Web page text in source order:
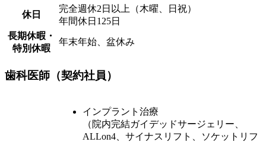
休日
完全週休2日以上（木曜、日祝）
年間休日125日
長期休暇・
特別休暇
年末年始、盆休み
歯科医師（契約社員）
インプラント治療
（院内完結ガイデッドサージェリー、
ALLon4、サイナスリフト、ソケットリフ